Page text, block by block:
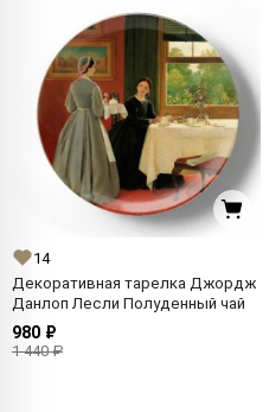
14
Декоративная тарелка Джордж
Данлоп Лесли Полуденный чай
980 ₽
1 440 ₽